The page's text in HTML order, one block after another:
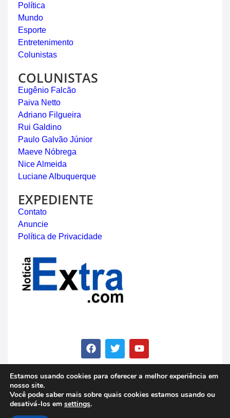
Política
Mundo
Esporte
Entretenimento
Colunistas
COLUNISTAS
Eugênio Falcão
Paiva Netto
Adriano Filgueira
Rui Galdino
Paulo Galvão Júnior
Maeve Nóbrega
Nice Almeida
Luciane Albuquerque
EXPEDIENTE
Contato
Anuncie
Política de Privacidade
© Copyright 2023 - Notícia Extra - Todos os direitos
reservados
Estamos usando cookies para oferecer a melhor experiência em
nosso site.
Você pode saber mais sobre quais cookies estamos usando ou
desativá-los em settings.